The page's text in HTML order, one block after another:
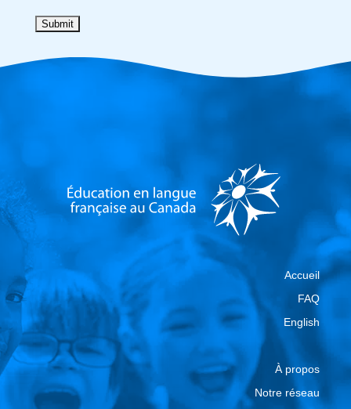
Accueil
FAQ
English
À propos
Notre réseau